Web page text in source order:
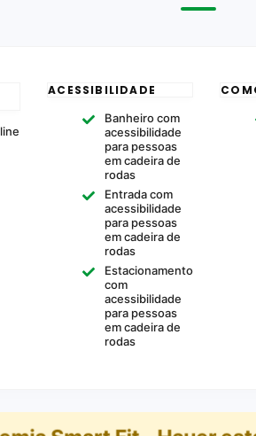
ACESSIBILIDADE
Banheiro com
acessibilidade
para pessoas
em cadeira de
rodas
Entrada com
acessibilidade
para pessoas
em cadeira de
rodas
Estacionamento
com
acessibilidade
para pessoas
em cadeira de
rodas